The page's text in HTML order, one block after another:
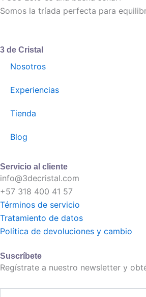
Somos la tríada perfecta para
3 de Cristal
Nosotros
Experiencias
Tienda
Blog
Servicio al cliente
info@3decristal.com
+57 318 400 41 57
Términos de servicio
Tratamiento de datos
Política de devoluciones y cambio
Suscríbete
Regístrate a nuestro newsletter y